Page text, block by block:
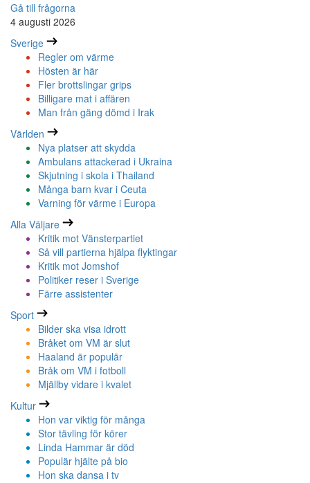
Gå till frågorna
4 augusti 2026
Sverige
Regler om värme
Hösten är här
Fler brottslingar grips
Billigare mat i affären
Man från gäng dömd i Irak
Världen
Nya platser att skydda
Ambulans attackerad i Ukraina
Skjutning i skola i Thailand
Många barn kvar i Ceuta
Varning för värme i Europa
Alla Väljare
Kritik mot Vänsterpartiet
Så vill partierna hjälpa flyktingar
Kritik mot Jomshof
Politiker reser i Sverige
Färre assistenter
Sport
Bilder ska visa idrott
Bråket om VM är slut
Haaland är populär
Bråk om VM i fotboll
Mjällby vidare i kvalet
Kultur
Hon var viktig för många
Stor tävling för körer
Linda Hammar är död
Populär hjälte på bio
Hon ska dansa i tv